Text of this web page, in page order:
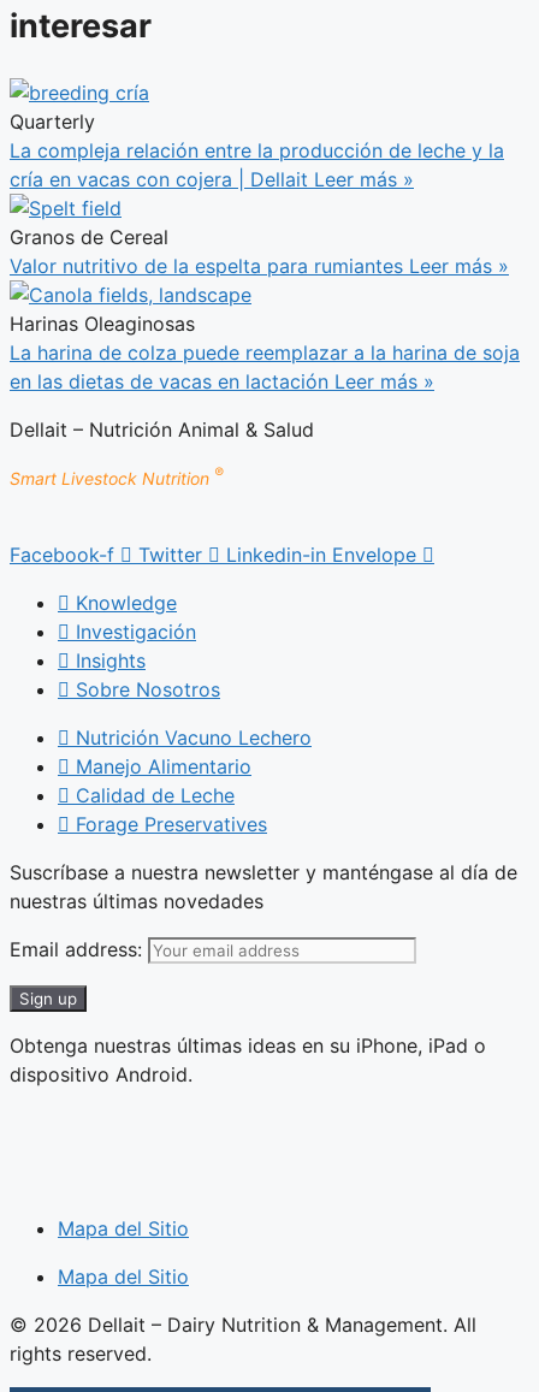
interesar
Quarterly
La compleja relación entre la producción de leche y la
cría en vacas con cojera | Dellait Leer más »
Granos de Cereal
Valor nutritivo de la espelta para rumiantes Leer más »
Harinas Oleaginosas
La harina de colza puede reemplazar a la harina de soja
en las dietas de vacas en lactación Leer más »
Dellait – Nutrición Animal & Salud
Smart Livestock Nutrition ®
Facebook-f Twitter Linkedin-in Envelope
Knowledge
Investigación
Insights
Sobre Nosotros
Nutrición Vacuno Lechero
Manejo Alimentario
Calidad de Leche
Forage Preservatives
Suscríbase a nuestra newsletter y manténgase al día de
nuestras últimas novedades
Email address:
Obtenga nuestras últimas ideas en su iPhone, iPad o
dispositivo Android.
Mapa del Sitio
Mapa del Sitio
© 2026 Dellait – Dairy Nutrition & Management. All
rights reserved.